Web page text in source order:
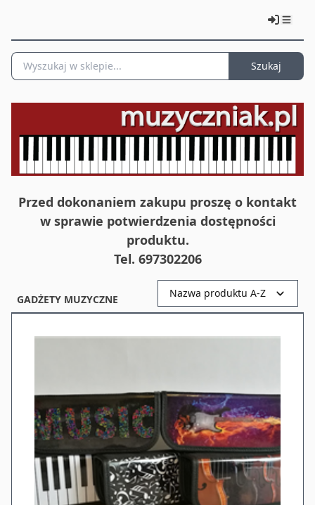
Szukaj
Przed dokonaniem zakupu proszę o kontakt
w sprawie potwierdzenia dostępności
produktu.
Tel. 697302206
GADŻETY MUZYCZNE Nazwa produktu A-Z